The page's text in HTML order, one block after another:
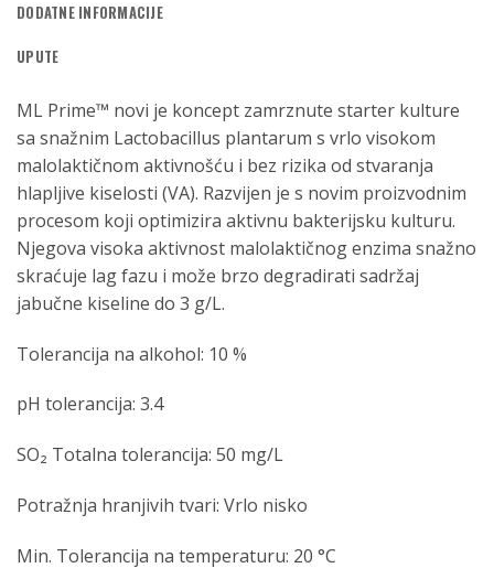
DODATNE INFORMACIJE
UPUTE
ML Prime™ novi je koncept zamrznute starter kulture
sa snažnim Lactobacillus plantarum s vrlo visokom
malolaktičnom aktivnošću i bez rizika od stvaranja
hlapljive kiselosti (VA). Razvijen je s novim proizvodnim
procesom koji optimizira aktivnu bakterijsku kulturu.
Njegova visoka aktivnost malolaktičnog enzima snažno
skraćuje lag fazu i može brzo degradirati sadržaj
jabučne kiseline do 3 g/L.
Tolerancija na alkohol: 10 %
pH tolerancija: 3.4
SO₂ Totalna tolerancija: 50 mg/L
Potražnja hranjivih tvari: Vrlo nisko
Min. Tolerancija na temperaturu: 20 °C